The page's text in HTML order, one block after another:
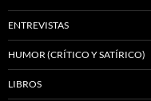
ENTREVISTAS
HUMOR (CRÍTICO Y SATÍRICO)
LIBROS